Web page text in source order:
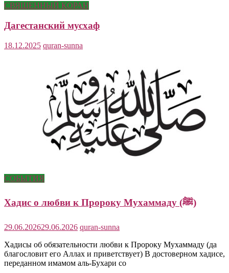
СВЯЩЕННЫЙ КОРАН
Дагестанский мусхаф
18.12.2025 quran-sunna
СОБЫТИЯ
Хадис о любви к Пророку Мухаммаду (ﷺ)
29.06.202629.06.2026 quran-sunna
Хадисы об обязательности любви к Пророку Мухаммаду (да
благословит его Аллах и приветствует) В достоверном хадисе,
переданном имамом аль-Бухари со